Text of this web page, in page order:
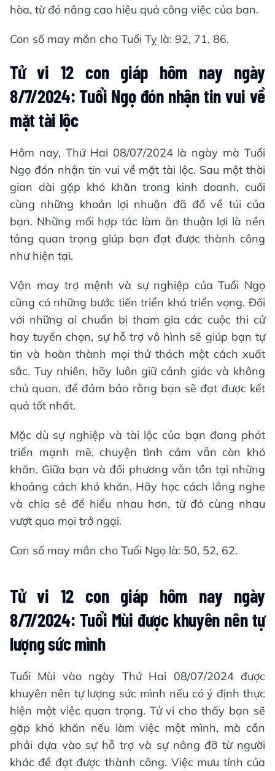
hòa, từ đó nâng cao hiệu quả công việc của bạn.
Con số may mắn cho Tuổi Tỵ là: 92, 71, 86.
Tử vi 12 con giáp hôm nay ngày
8/7/2024: Tuổi Ngọ đón nhận tin vui về
mặt tài lộc
Hôm nay, Thứ Hai 08/07/2024 là ngày mà Tuổi
Ngọ đón nhận tin vui về mặt tài lộc. Sau một thời
gian dài gặp khó khăn trong kinh doanh, cuối
cùng những khoản lợi nhuận đã đổ về túi của
bạn. Những mối hợp tác làm ăn thuận lợi là nền
tảng quan trọng giúp bạn đạt được thành công
như hiện tại.
Vận may trợ mệnh và sự nghiệp của Tuổi Ngọ
cũng có những bước tiến triển khá triển vọng. Đối
với những ai chuẩn bị tham gia các cuộc thi cử
hay tuyển chọn, sự hỗ trợ vô hình sẽ giúp bạn tự
tin và hoàn thành mọi thử thách một cách xuất
sắc. Tuy nhiên, hãy luôn giữ cảnh giác và không
chủ quan, để đảm bảo rằng bạn sẽ đạt được kết
quả tốt nhất.
Mặc dù sự nghiệp và tài lộc của bạn đang phát
triển mạnh mẽ, chuyện tình cảm vẫn còn khó
khăn. Giữa bạn và đối phương vẫn tồn tại những
khoảng cách khó khăn. Hãy học cách lắng nghe
và chia sẻ để hiểu nhau hơn, từ đó cùng nhau
vượt qua mọi trở ngại.
Con số may mắn cho Tuổi Ngọ là: 50, 52, 62.
Tử vi 12 con giáp hôm nay ngày
8/7/2024: Tuổi Mùi được khuyên nên tự
lượng sức mình
Tuổi Mùi vào ngày Thứ Hai 08/07/2024 được
khuyên nên tự lượng sức mình nếu có ý định thực
hiện một việc quan trọng. Tử vi cho thấy bạn sẽ
gặp khó khăn nếu làm việc một mình, mà cần
phải dựa vào sự hỗ trợ và sự nâng đỡ từ người
khác để đạt được thành công. Việc mưu tính của